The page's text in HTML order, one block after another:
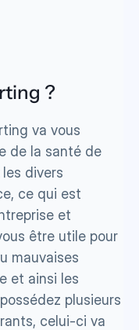
?
va vous
de la santé de
divers
ce qui est
et
être utile pour
mauvaises
et ainsi les
plusieurs
celui-ci va